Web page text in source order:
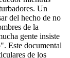
Un
del hecho de no
de la
gente insiste
Este documental
de los